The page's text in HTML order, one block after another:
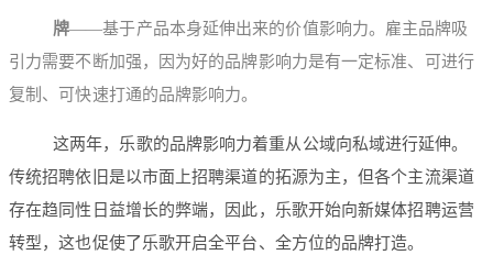
牌——基于产品本身延伸出来的价值影响力。雇主品牌吸
引力需要不断加强，因为好的品牌影响力是有一定标准、可进行
复制、可快速打通的品牌影响力。
这两年，乐歌的品牌影响力着重从公域向私域进行延伸。
传统招聘依旧是以市面上招聘渠道的拓源为主，但各个主流渠道
存在趋同性日益增长的弊端，因此，乐歌开始向新媒体招聘运营
转型，这也促使了乐歌开启全平台、全方位的品牌打造。